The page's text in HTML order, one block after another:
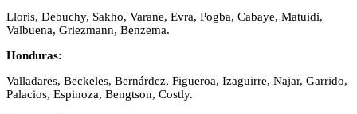
Lloris, Debuchy, Sakho, Varane, Evra, Pogba, Cabaye, Matuidi,
Valbuena, Griezmann, Benzema.
Honduras:
Valladares, Beckeles, Bernárdez, Figueroa, Izaguirre, Najar, Garrido,
Palacios, Espinoza, Bengtson, Costly.